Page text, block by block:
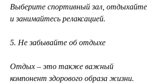
Выберите спортивный зал, отдыхайте
и занимайтесь релаксацией.
5. Не забывайте об отдыхе
Отдых – это также важный
компонент здорового образа жизни.